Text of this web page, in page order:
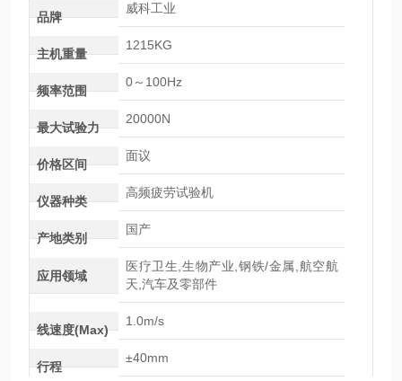
品牌
威科工业
主机重量
1215KG
频率范围
0～100Hz
最大试验力
20000N
价格区间
面议
仪器种类
高频疲劳试验机
产地类别
国产
应用领域
医疗卫生,生物产业,钢铁/金属,航空航
天,汽车及零部件
线速度(Max)
1.0m/s
行程
±40mm